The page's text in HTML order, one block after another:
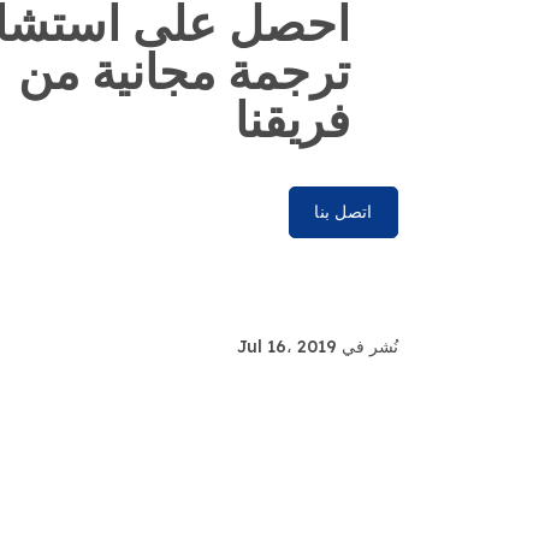
احصل على
ترجمة مجانية من
فريقنا
اتصل بنا
نُشر في Jul 16، 2019